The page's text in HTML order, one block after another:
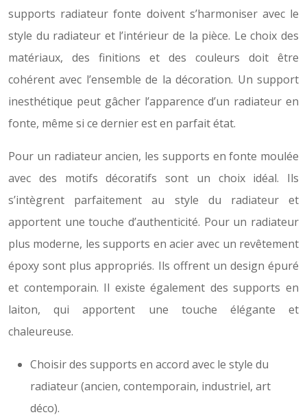
supports radiateur fonte doivent s’harmoniser avec le
style du radiateur et l’intérieur de la pièce. Le choix des
matériaux, des finitions et des couleurs doit être
cohérent avec l’ensemble de la décoration. Un support
inesthétique peut gâcher l’apparence d’un radiateur en
fonte, même si ce dernier est en parfait état.
Pour un radiateur ancien, les supports en fonte moulée
avec des motifs décoratifs sont un choix idéal. Ils
s’intègrent parfaitement au style du radiateur et
apportent une touche d’authenticité. Pour un radiateur
plus moderne, les supports en acier avec un revêtement
époxy sont plus appropriés. Ils offrent un design épuré
et contemporain. Il existe également des supports en
laiton, qui apportent une touche élégante et
chaleureuse.
Choisir des supports en accord avec le style du
radiateur (ancien, contemporain, industriel, art
déco).